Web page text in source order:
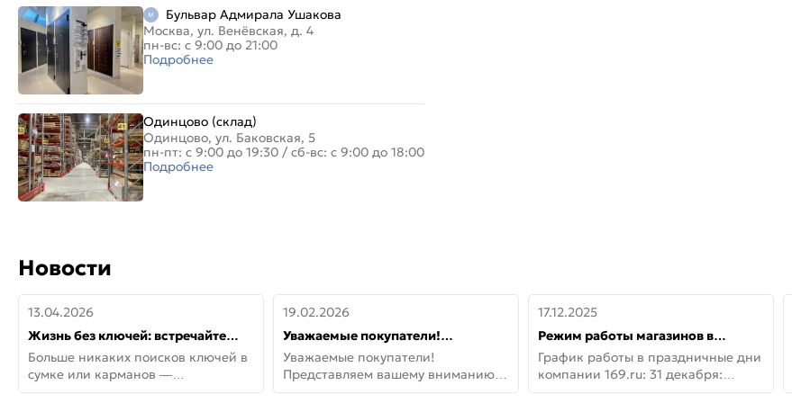
Бульвар Адмирала Ушакова
Москва, ул. Венёвская, д. 4
пн-вс: с 9:00 до 21:00
Подробнее
Одинцово (склад)
Одинцово, ул. Баковская, 5
пн-пт: с 9:00 до 19:30 / сб-вс: с 9:00 до 18:00
Подробнее
Новости
13.04.2026
Жизнь без ключей: встречайте
новую дверь СИТИ ИНТЕГРА
АйКью!
Больше никаких поисков ключей в
сумке или карманов —
представляем СИТИ ИНТЕГРА
19.02.2026
Уважаемые покупатели!
Представляем вашему вниманию
новинки от Armadillo!
Уважаемые покупатели!
Представляем вашему вниманию
новинки от Armadillo! Новая
17.12.2025
Режим работы магазинов в
праздничные дни с 31 декабря по
11 января
График работы в праздничные дни
компании 169.ru: 31 декабря:
Заказы, самовывоз и доставки —